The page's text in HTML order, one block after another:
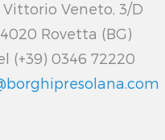
Vittorio Veneto, 3/D
Rovetta (BG)
(+39) 0346 72220